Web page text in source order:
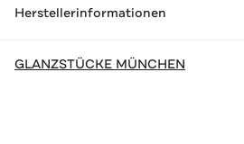
Herstellerinformationen
GLANZSTÜCKE MÜNCHEN